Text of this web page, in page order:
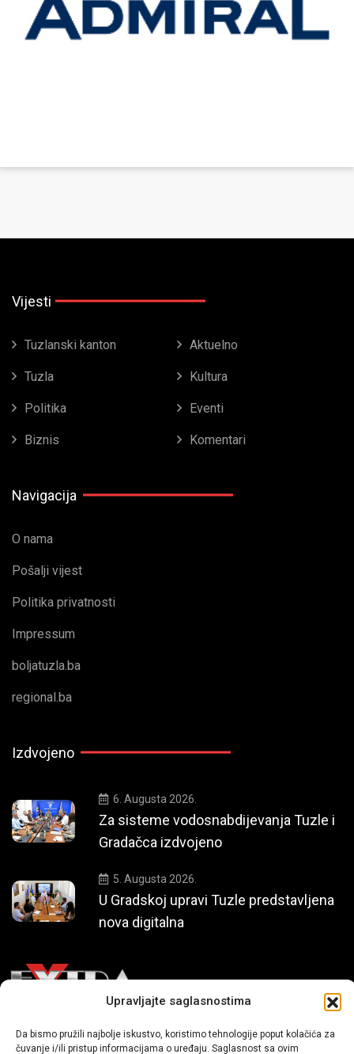
Upravljajte saglasnostima
Da bismo pružili najbolje iskustvo, koristimo tehnologije poput kolačića za
čuvanje i/ili pristup informacijama o uređaju. Saglasnost sa ovim
Vijesti
Tuzlanski kanton Aktuelno
Tuzla Kultura
Politika Eventi
Biznis Komentari
Navigacija
O nama
Pošalji vijest
Politika privatnosti
Impressum
boljatuzla.ba
regional.ba
Izdvojeno
6. Augusta 2026.
Za sisteme vodosnabdijevanja Tuzle i
Gradačca izdvojeno
5. Augusta 2026.
U Gradskoj upravi Tuzle predstavljena
nova digitalna
Mi smo moderni portal zabavnog karaktera koji donosi vijesti i